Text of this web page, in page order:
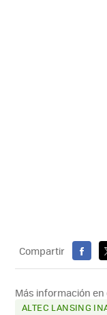
Compartir
X
Más información
ALTEC LANSING